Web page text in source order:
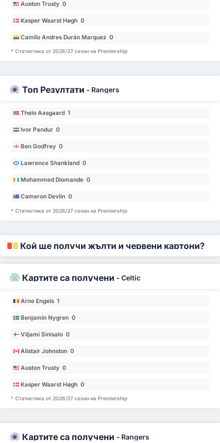
Auston Trusty 0
Kasper Waarst Høgh 0
Camilo Andres Durán Marquez 0
* Статистика от 2026/27 сезон на Premiership
Топ Резултати - Rangers
Thelo Aasgaard 1
Ivor Pandur 0
Ben Godfrey 0
Lawrence Shankland 0
Mohammed Diomande 0
Cameron Devlin 0
* Статистика от 2026/27 сезон на Premiership
Кой ще получи жълти и червени картони?
Картите са получени - Celtic
Arne Engels 1
Benjamin Nygren 0
Viljami Sinisalo 0
Alistair Johnston 0
Auston Trusty 0
Kasper Waarst Høgh 0
* Статистика от 2026/27 сезон на Premiership
Картите са получени - Rangers